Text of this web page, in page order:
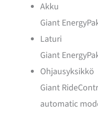
Akku
Giant
Laturi
Giant
Ohjausyksikkö
Giant
automatic